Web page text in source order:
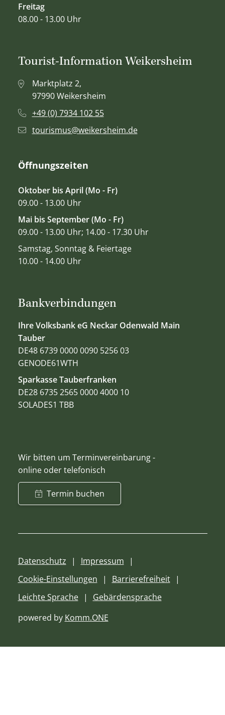
Freitag
08.00 - 13.00 Uhr
Bankverbindungen
Ihre Volksbank eG Neckar Odenwald Main
Tauber
DE48 6739 0000 0090 5256 03
GENODE61WTH
Sparkasse Tauberfranken
DE28 6735 2565 0000 4000 10
SOLADES1 TBB
Wir bitten um Terminvereinbarung -
online oder telefonisch
Termin buchen
Tourist-Information Weikersheim
Marktplatz 2,
97990 Weikersheim
+49 (0) 7934 102 55
tourismus@weikersheim.de
Öffnungszeiten
Oktober bis April (Mo - Fr)
09.00 - 13.00 Uhr
Mai bis September (Mo - Fr)
09.00 - 13.00 Uhr; 14.00 - 17.30 Uhr
Samstag, Sonntag & Feiertage
10.00 - 14.00 Uhr
Datenschutz
Impressum
Cookie-Einstellungen
Barrierefreiheit
Leichte Sprache
Gebärdensprache
powered by Komm.ONE